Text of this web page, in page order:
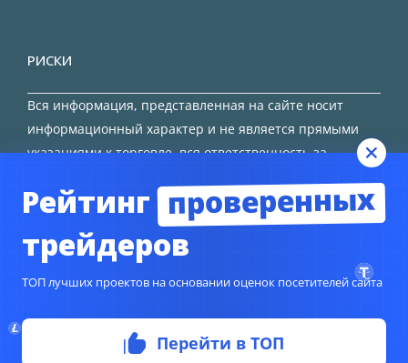
РИСКИ
Вся информация, представленная на сайте носит
информационный характер и не является прямыми
указаниями к торговле, вся ответственность за
© Copyright 2024TORFOREX.COM
Рейтинг проверенных
трейдеров
ТОП лучших проектов на основании оценок посетителей сайта
Перейти в ТОП